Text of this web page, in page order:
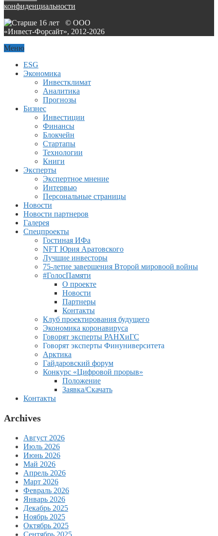
конфиденциальности
© ООО
«Инвест-Форсайт», 2012-2026
Меню
ESG
Экономика
Инвестклимат
Аналитика
Прогнозы
Бизнес
Инвестиции
Финансы
Блокчейн
Стартапы
Технологии
Книги
Эксперты
Экспертное мнение
Интервью
Персональные страницы
Новости
Новости партнеров
Галерея
Спецпроекты
Гостиная ИФа
NFT Юрия Аратовского
Лучшие инвесторы
75-летие завершения Второй мировоой войны
#ГолосПамяти
О проекте
Новости
Партнеры
Контакты
Клуб проектирования будущего
Экономика коронавируса
Говорят эксперты РАНХиГС
Говорят эксперты Финуниверситета
Арктика
Гайдаровский форум
Конкурс «Цифровой прорыв»
Положение
Заявка/Скачать
Контакты
Archives
Август 2026
Июль 2026
Июнь 2026
Май 2026
Апрель 2026
Март 2026
Февраль 2026
Январь 2026
Декабрь 2025
Ноябрь 2025
Октябрь 2025
Сентябрь 2025